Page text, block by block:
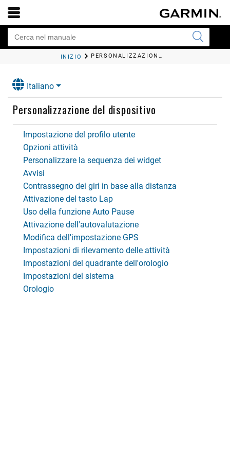
INIZIO PERSONALIZZAZIONE DEL DISPOSITIVO
Italiano
Personalizzazione del dispositivo
Impostazione del profilo utente
Opzioni attività
Personalizzare la sequenza dei widget
Avvisi
Contrassegno dei giri in base alla distanza
Attivazione del tasto Lap
Uso della funzione Auto Pause
Attivazione dell'autovalutazione
Modifica dell'impostazione GPS
Impostazioni di rilevamento delle attività
Impostazioni del quadrante dell'orologio
Impostazioni del sistema
Orologio